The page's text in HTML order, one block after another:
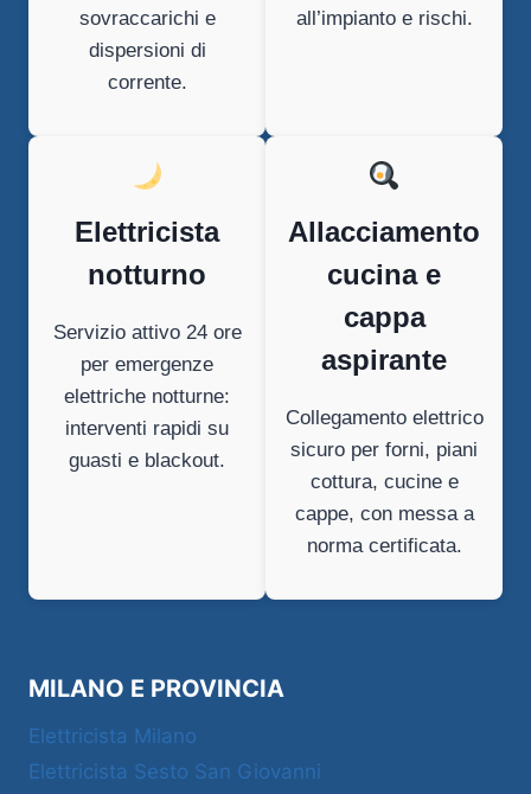
sovraccarichi e
dispersioni di
corrente.
all’impianto e rischi.
Elettricista
notturno
Servizio attivo 24 ore
per emergenze
elettriche notturne:
interventi rapidi su
guasti e blackout.
Allacciamento
cucina e
cappa
aspirante
Collegamento elettrico
sicuro per forni, piani
cottura, cucine e
cappe, con messa a
norma certificata.
MILANO E PROVINCIA
Elettricista Milano
Elettricista Sesto San Giovanni